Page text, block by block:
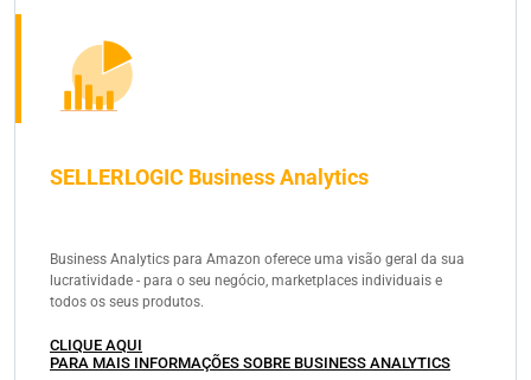
SELLERLOGIC Business Analytics
Business Analytics para Amazon oferece uma visão geral da sua
lucratividade - para o seu negócio, marketplaces individuais e
todos os seus produtos.
CLIQUE AQUI
PARA MAIS INFORMAÇÕES SOBRE BUSINESS ANALYTICS